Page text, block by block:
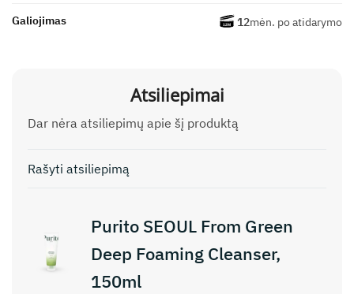
Galiojimas 12mėn. po atidarymo
Atsiliepimai
Dar nėra atsiliepimų apie šį produktą
Rašyti atsiliepimą
Purito SEOUL From Green
Deep Foaming Cleanser,
150ml